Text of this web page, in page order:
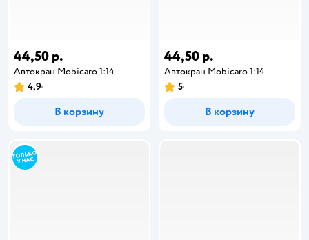
44,50 р.
Автокран Mobicaro 1:14
4,9
В корзину
44,50 р.
Автокран Mobicaro 1:14
5
В корзину